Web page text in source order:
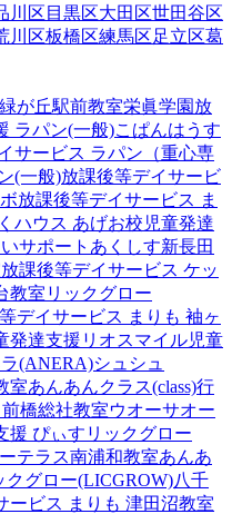
川区 目黒区大田区世田谷区
川区板橋区練馬区足立区葛
が丘駅前教室栄眞学園放
ラパン(一般)こぱんはうす
サービス ラパン（重心専
(一般)放課後等デイサービ
放課後等デイサービス ま
ハウス あげお校 児童発達
サポートあくしす新長田
放課後等デイサービス ケッ
教室 リックグロー
デイサービス まりも 袖ヶ
発達支援 リオスマイル児童
(ANERA)シュシュ
室あんあんクラス(class)行
橋総社教室ウオーサオー
援 ぴぃす リックグロー
テラス南浦和教室あんあ
クグロー(LICGROW)八千
ービス まりも 津田沼教室